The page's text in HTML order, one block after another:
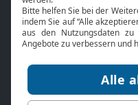
Über uns
Jobs
Mediadaten